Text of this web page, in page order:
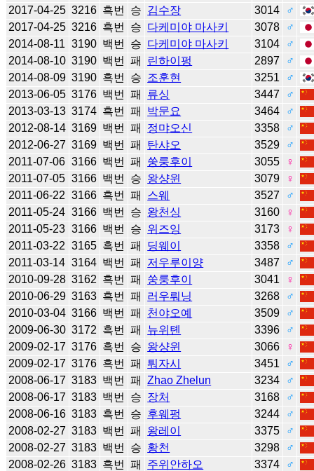
2017-04-25 3216 흑번 승 김수장 3014
♂
2017-04-25 3216 흑번 승 다케미야 마사키 3078
♂
2014-08-11 3190 백번 승 다케미야 마사키 3104
♂
2014-08-10 3190 백번 패 린하이펑 2897
♂
2014-08-09 3190 흑번 승 조훈현 3251
♂
2013-06-05 3176 백번 패 류싱 3447
♂
2013-03-13 3174 흑번 패 박문요 3464
♂
2012-08-14 3169 백번 패 정먀오신 3358
♂
2012-06-27 3169 백번 패 탄샤오 3529
♂
2011-07-06 3166 백번 패 쑹룽후이 3055
♀
2011-07-05 3166 백번 승 왕샹윈 3079
♀
2011-06-22 3166 흑번 패 스웨 3527
♂
2011-05-24 3166 백번 승 왕천싱 3160
♀
2011-05-23 3166 백번 승 위즈잉 3173
♀
2011-03-22 3165 흑번 패 딩웨이 3358
♂
2011-03-14 3164 백번 패 저우루이양 3487
♂
2010-09-28 3162 흑번 패 쑹룽후이 3041
♀
2010-06-29 3163 흑번 패 러우뤄닝 3268
♂
2010-03-04 3166 백번 패 천야오예 3509
♂
2009-06-30 3172 흑번 패 뉴위톈 3396
♂
2009-02-17 3176 흑번 승 왕샹윈 3066
♀
2009-02-17 3176 흑번 패 퉈자시 3451
♂
2008-06-17 3183 백번 패 Zhao Zhelun 3234
♂
2008-06-17 3183 백번 승 장처 3168
♂
2008-06-16 3183 흑번 승 후웨펑 3244
♂
2008-02-27 3183 백번 패 왕레이 3375
♂
2008-02-27 3183 백번 승 황천 3298
♂
2008-02-26 3183 흑번 패 주위안하오 3374
♂